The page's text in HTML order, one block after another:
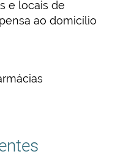
e locais de
ao domicílio